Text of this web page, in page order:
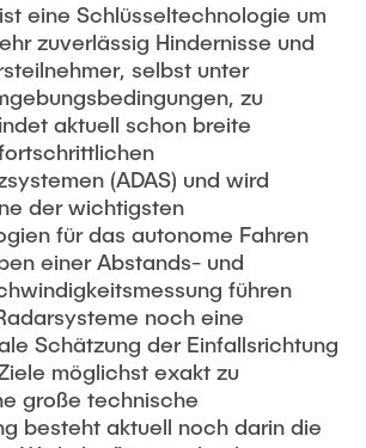
eine Schlüsseltechnologie um
zuverlässig Hindernisse und
selbst unter
zu
aktuell schon breite
(ADAS) und wird
der wichtigsten
für das autonome Fahren
einer Abstands- und
führen
noch eine
Schätzung der Einfallsrichtung
möglichst exakt zu
große technische
besteht aktuell noch darin die